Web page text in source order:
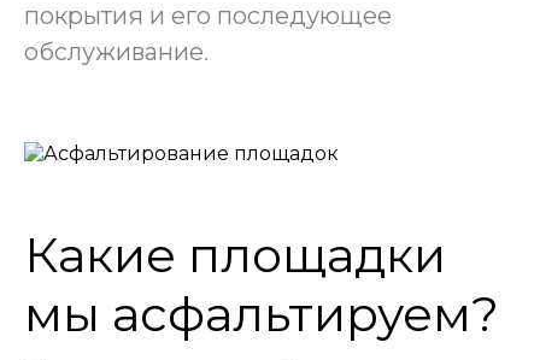
покрытия и его последующее
обслуживание.
Какие площадки
мы асфальтируем?